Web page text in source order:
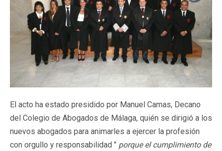
El acto ha estado presidido por Manuel Camas, Decano
del Colegio de Abogados de Málaga, quién se dirigió a los
nuevos abogados para animarles a ejercer la profesión
con orgullo y responsabilidad " porque el cumplimiento de